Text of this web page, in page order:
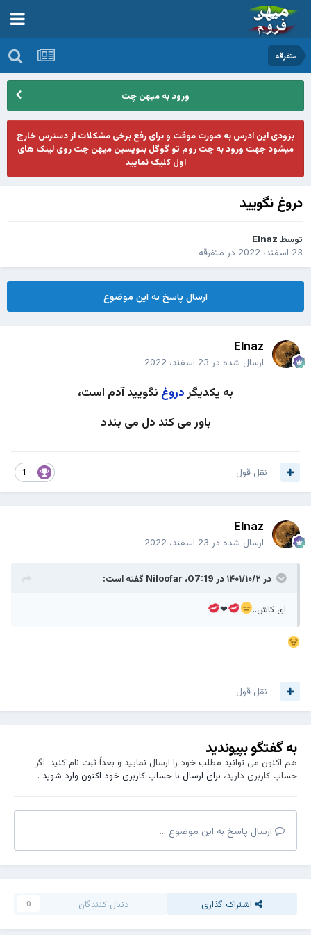
متفرقه
ورود به میهن چت
بزودی این ادرس به صورت موقت و برای رفع برخی مشکلات از دسترس خارج
میشود جهت ورود به چت روم تو گوگل بنویسین میهن چت روی لینک های
اول کلیک نمایید
دروغ نگویید
توسط Elnaz
23 اسفند، 2022
در متفرقه
ارسال پاسخ به این موضوع
Elnaz
ارسال شده در 23 اسفند، 2022
به یکدیگر دروغنگویید آدم است،
باور می کند دل می بندد
نقل قول
Elnaz
ارسال شده در 23 اسفند، 2022
در ۱۴۰۱/۱۰/۲ در 07:19، Niloofarگفته است:
ای کاش‌.. ❤
نقل قول
به گفتگو بپیوندید
هم اکنون می توانید مطلب خود را ارسال نمایید و بعداً ثبت نام کنید. اگر
حساب کاربری دارید، برای ارسال با حساب کاربری خود اکنون وارد شوید.
ارسال پاسخ به این موضوع ...
اشتراک گذاری دنبال کنندگان 0